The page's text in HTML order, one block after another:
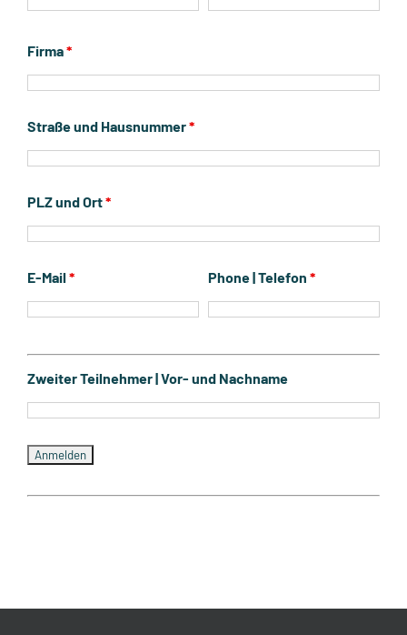
Firma*
Straße und Hausnummer*
PLZ und Ort*
E-Mail * Phone | Telefon *
Zweiter Teilnehmer | Vor- und Nachname